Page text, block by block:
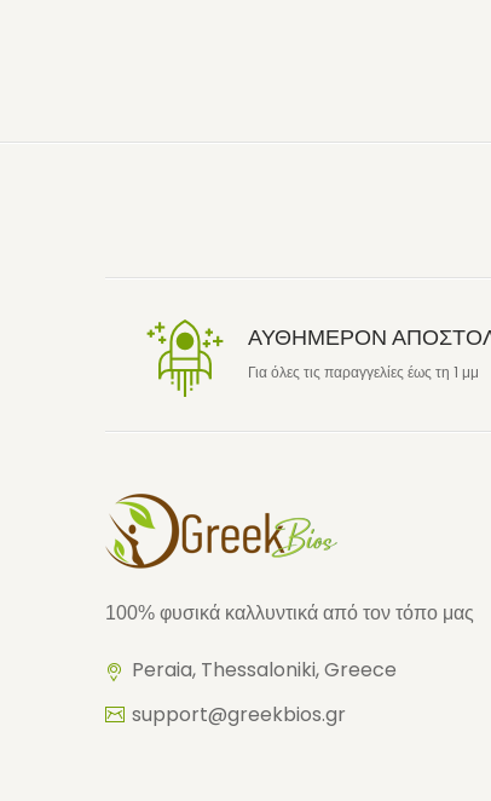
ΑΥΘΗΜΕΡΟΝ
Για όλες τις παραγγελίες έως τη 1 μμ
100% φυσικά καλλυντικά από τον τόπο μας
Peraia, Thessaloniki, Greece
support@greekbios.gr